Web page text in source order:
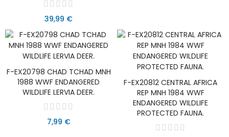
39,99 €
AÑADIR AL CARRITO
F-EX20798 CHAD TCHAD MNH
1988 WWF ENDANGERED
WILDLIFE LERVIA DEER.
7,99 €
AÑADIR AL CARRITO
F-EX20812 CENTRAL AFRICA
REP MNH 1984 WWF
ENDANGERED WILDLIFE
PROTECTED FAUNA.